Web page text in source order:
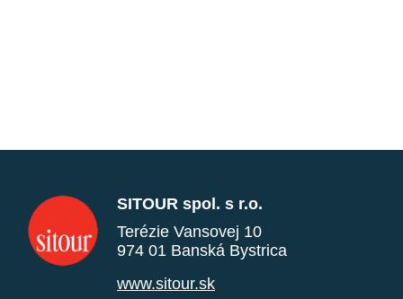
SITOUR spol. s r.o.
Terézie Vansovej 10
974 01 Banská Bystrica
www.sitour.sk